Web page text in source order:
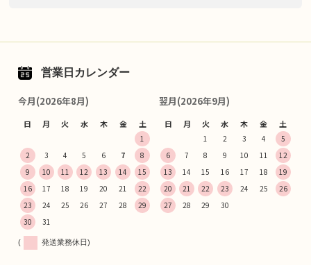
営業日カレンダー
今月(2026年8月)
日 月 火 水 木 金 土
1
2
3 4 5 6 7
8
9
10 11 12 13 14
15
16
17 18 19 20 21
22
23
24 25 26 27 28
29
30
31
翌月(2026年9月)
日 月 火 水 木 金 土
1 2 3 4
5
6
7 8 9 10 11
12
13
14 15 16 17 18
19
20
21 22 23 24 25
26
27
28 29 30
( 発送業務休日)